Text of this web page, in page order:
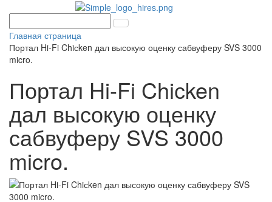
Главная страница
Портал Hi-Fi Chiсken дал высокую оценку сабвуферу SVS 3000
micro.
Портал Hi-Fi Chiсken
дал высокую оценку
сабвуферу SVS 3000
micro.